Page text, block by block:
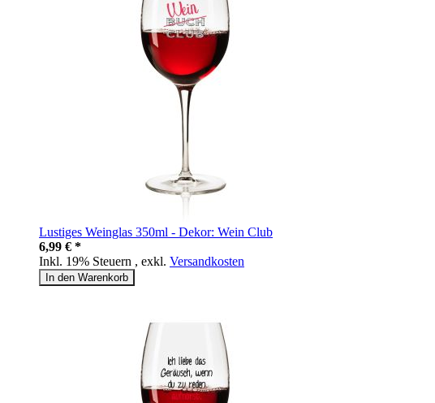
Lustiges Weinglas 350ml - Dekor: Wein Club
6,99 € *
Inkl. 19% Steuern , exkl. Versandkosten
In den Warenkorb